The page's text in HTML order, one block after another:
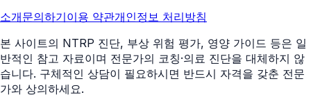
소개문의하기이용 약관개인정보 처리방침
본 사이트의 NTRP 진단, 부상 위험 평가, 영양 가이드 등은 일
반적인 참고 자료이며 전문가의 코칭·의료 진단을 대체하지 않
습니다. 구체적인 상담이 필요하시면 반드시 자격을 갖춘 전문
가와 상의하세요.